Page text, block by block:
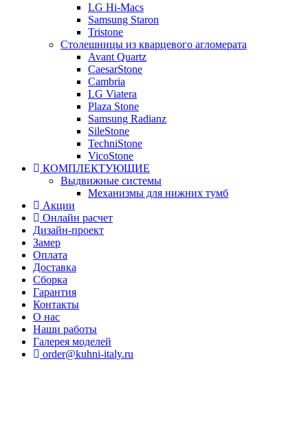
LG Hi-Macs
Samsung Staron
Tristone
Столешницы из кварцевого агломерата
Avant Quartz
CaesarStone
Cambria
LG Viatera
Plaza Stone
Samsung Radianz
SileStone
TechniStone
VicoStone
КОМПЛЕКТУЮЩИЕ
Выдвижные системы
Механизмы для нижних тумб
Акции
Онлайн расчет
Дизайн-проект
Замер
Оплата
Доставка
Сборка
Гарантия
Контакты
О нас
Наши работы
Галерея моделей
order@kuhni-italy.ru